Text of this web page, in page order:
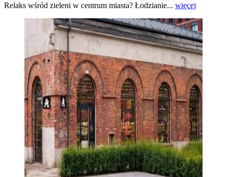
Relaks wśród zieleni w centrum miasta? Łodzianie... więcej